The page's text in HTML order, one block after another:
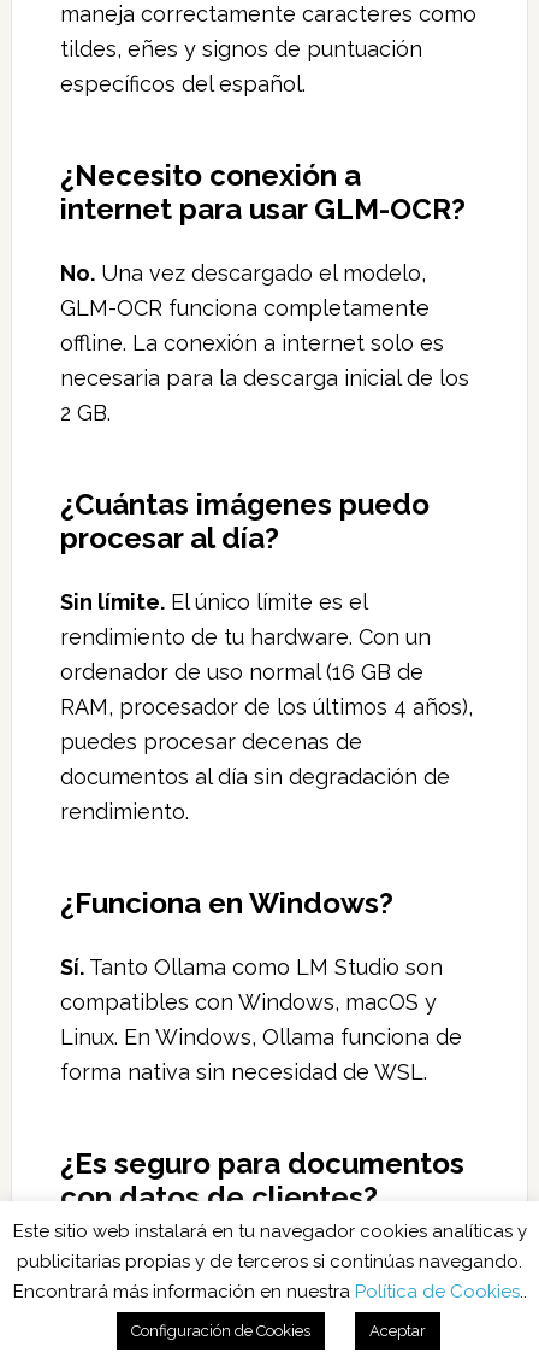
maneja correctamente caracteres como
tildes, eñes y signos de puntuación
específicos del español.
¿Necesito conexión a
internet para usar GLM-OCR?
No.Una vez descargado el modelo,
GLM-OCR funciona completamente
offline. La conexión a internet solo es
necesaria para la descarga inicial de los
2 GB.
¿Cuántas imágenes puedo
procesar al día?
Sin límite.El único límite es el
rendimiento de tu hardware. Con un
ordenador de uso normal (16 GB de
RAM, procesador de los últimos 4 años),
puedes procesar decenas de
documentos al día sin degradación de
rendimiento.
¿Funciona en Windows?
Sí.Tanto Ollama como LM Studio son
compatibles con Windows, macOS y
Linux. En Windows, Ollama funciona de
forma nativa sin necesidad de WSL.
¿Es seguro para documentos
con datos de clientes?
Sí.Los documentos no salen del
ordenador en ningún momento. No hay
envío de datos a servidores externos,
Este sitio web instalará en tu navegador cookies analíticas y
publicitarias propias y de terceros si continúas navegando.
Encontrará más información en nuestra Política de Cookies..
Configuración de Cookies Aceptar